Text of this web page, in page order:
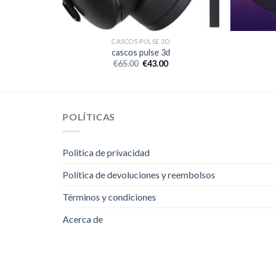
CASCOS PULSE 3D
cascos pulse 3d
€65.00 €43.00
POLÍTICAS
Politica de privacidad
Política de devoluciones y reembolsos
Términos y condiciones
Acerca de